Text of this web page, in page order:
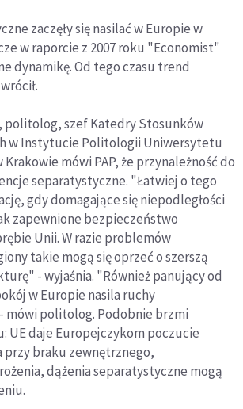
zaczęły się nasilać w Europie w
w raporcie z 2007 roku "Economist"
dynamikę. Od tego czasu trend
politolog, szef Katedry Stosunków
w Instytucie Politologii Uniwersytetu
mówi PAP, że przynależność do
separatystyczne. "Łatwiej o tego
gdy domagające się niepodległości
zapewnione bezpieczeństwo
Unii. W razie problemów
takie mogą się oprzeć o szerszą
- wyjaśnia. "Również panujący od
w Europie nasila ruchy
mówi politolog. Podobnie brzmi
UE daje Europejczykom poczucie
przy braku zewnętrznego,
dążenia separatystyczne mogą